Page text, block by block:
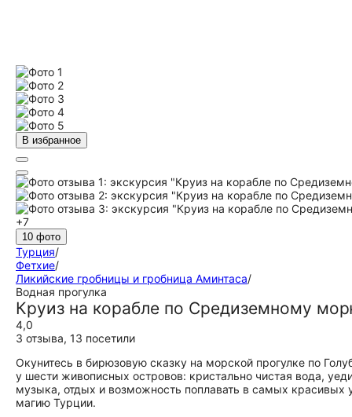
В избранное
+7
10 фото
Турция/
Фетхие/
Ликийские гробницы и гробница Аминтаса/
Водная прогулка
Круиз на корабле по Средиземному
4,0
3 отзыва, 13 посетили
Окунитесь в бирюзовую сказку на морской прогулке по
у шести живописных островов: кристально чистая вода,
музыка, отдых и возможность поплавать в самых красивых
магию Турции.